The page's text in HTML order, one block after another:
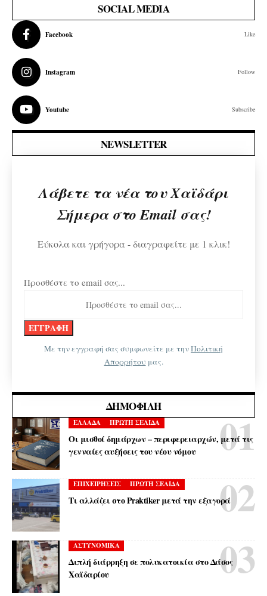
SOCIAL MEDIA
Facebook Like
Instagram Follow
Youtube Subscribe
NEWSLETTER
Λάβετε τα νέα του Χαϊδάρι
Σήμερα στο Email σας!
Εύκολα και γρήγορα - διαγραφείτε με 1 κλικ!
Προσθέστε το email σας...
Με την εγγραφή σας συμφωνείτε με τηνΠολιτική
Απορρήτου μας.
ΔΗΜΟΦΙΛΉ
ΕΛΛΑΔΑ ΠΡΩΤΗ ΣΕΛΙΔΑ
Οι μισθοί δημάρχων – περιφερειαρχών, μετά τις
γενναίες αυξήσεις του νέου νόμου
ΕΠΙΧΕΙΡΗΣΕΙΣ ΠΡΩΤΗ ΣΕΛΙΔΑ
Τι αλλάζει στο Praktiker μετά την εξαγορά
ΑΣΤΥΝΟΜΙΚΑ
Διπλή διάρρηξη σε πολυκατοικία στο Δάσος
Χαϊδαρίου